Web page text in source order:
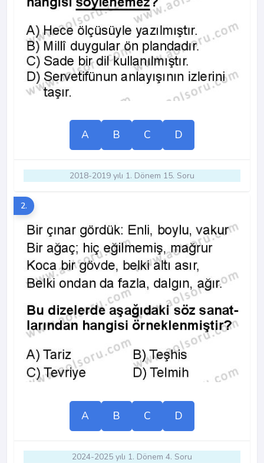
A B C D
2018-2019 yılı 1. Dönem 15. Soru
2.
A B C D
2024-2025 yılı 1. Dönem 4. Soru